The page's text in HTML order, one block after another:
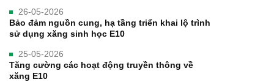
26-05-2026
Bảo đảm nguồn cung, hạ tầng triển khai lộ trình
sử dụng xăng sinh học E10
25-05-2026
Tăng cường các hoạt động truyền thông về
xăng E10